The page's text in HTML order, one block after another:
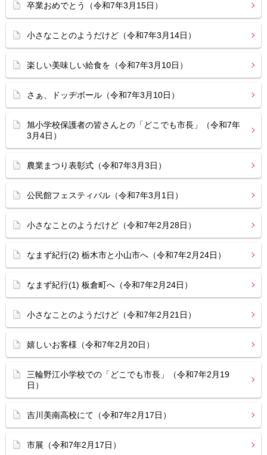
卒業おめでとう（令和7年3月15日）
小さなことのようだけど（令和7年3月14日）
楽しい美味しい給食を（令和7年3月10日）
さぁ、ドッヂボール（令和7年3月10日）
旭小学校保護者の皆さんとの「どこでも市長」（令和7年
3月4日）
農業まつり表彰式（令和7年3月3日）
公民館フェスティバル（令和7年3月1日）
小さなことのようだけど（令和7年2月28日）
なまず紀行(2) 栃木市と小山市へ（令和7年2月24日）
なまず紀行(1) 板倉町へ（令和7年2月24日）
小さなことのようだけど（令和7年2月21日）
嬉しいお客様（令和7年2月20日）
三輪野江小学校での「どこでも市長」（令和7年2月19
日）
吉川美南高校にて（令和7年2月17日）
市展（令和7年2月17日）